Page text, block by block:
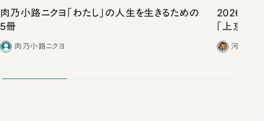
肉乃小路ニクヨ「わたし」の人生を生きるための
5冊
肉乃小路ニクヨ
2026年の
「上京物
河野有